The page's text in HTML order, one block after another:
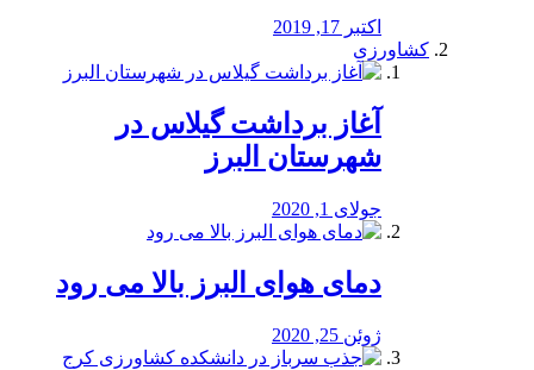
اکتبر 17, 2019
کشاورزی
آغاز برداشت گیلاس در
شهرستان البرز
جولای 1, 2020
دمای هوای البرز بالا می رود
ژوئن 25, 2020